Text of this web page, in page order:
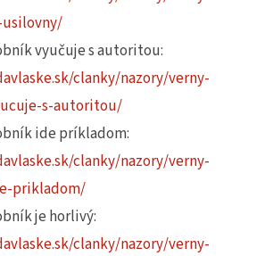
vyučuje s autoritou:
clanky/nazory/verny-
s-autoritou/
ide príkladom:
clanky/nazory/verny-
prikladom/
je horlivý:
clanky/nazory/verny-